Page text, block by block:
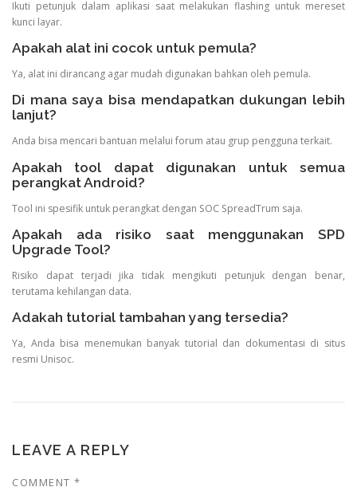
Ikuti petunjuk dalam aplikasi saat melakukan flashing untuk mereset
kunci layar.
Apakah alat ini cocok untuk pemula?
Ya, alat ini dirancang agar mudah digunakan bahkan oleh pemula.
Di mana saya bisa mendapatkan dukungan lebih
lanjut?
Anda bisa mencari bantuan melalui forum atau grup pengguna terkait.
Apakah tool dapat digunakan untuk semua
perangkat Android?
Tool ini spesifik untuk perangkat dengan SOC SpreadTrum saja.
Apakah ada risiko saat menggunakan SPD
Upgrade Tool?
Risiko dapat terjadi jika tidak mengikuti petunjuk dengan benar,
terutama kehilangan data.
Adakah tutorial tambahan yang tersedia?
Ya, Anda bisa menemukan banyak tutorial dan dokumentasi di situs
resmi Unisoc.
LEAVE A REPLY
COMMENT *